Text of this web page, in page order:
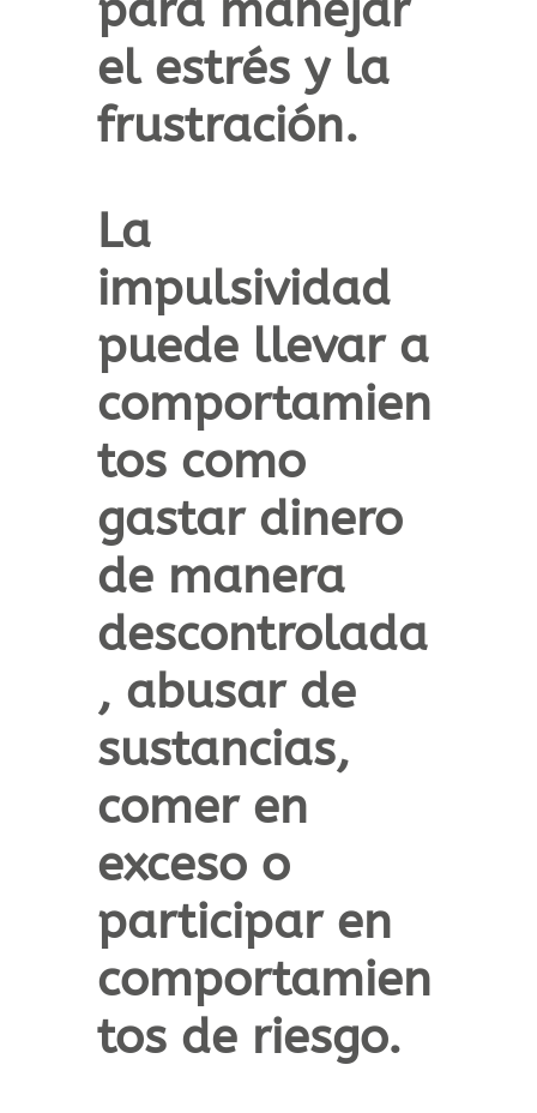
el estrés y la
frustración.
La
impulsividad
puede llevar a
comportamien
tos como
gastar dinero
de manera
descontrolada
, abusar de
sustancias,
comer en
exceso o
participar en
comportamien
tos de riesgo.